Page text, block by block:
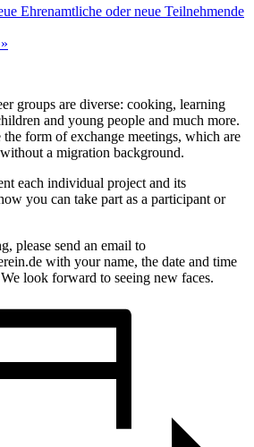
Ehrenamtliche oder neue Teilnehmende
»
groups are diverse: cooking, learning
and young people and much more.
form of exchange meetings, which are
a migration background.
each individual project and its
you can take part as a participant or
please send an email to
with your name, the date and time
look forward to seeing new faces.